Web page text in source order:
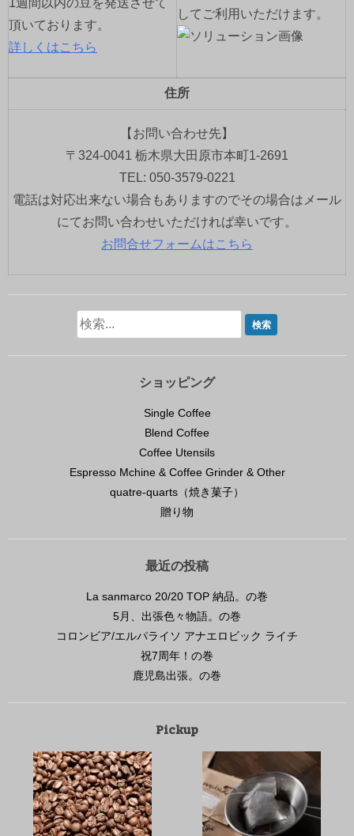
1週間以内の豆を発送させて
頂いております。
詳しくはこちら
してご利用いただけます。
住所
【お問い合わせ先】
〒324-0041 栃木県大田原市本町1-2691
TEL: 050-3579-0221
電話は対応出来ない場合もありますのでその場合はメール
にてお問い合わせいただければ幸いです。
お問合せフォームはこちら
ショッピング
Single Coffee
Blend Coffee
Coffee Utensils
Espresso Mchine & Coffee Grinder & Other
quatre-quarts（焼き菓子）
贈り物
最近の投稿
La sanmarco 20/20 TOP 納品。の巻
5月、出張色々物語。の巻
コロンビア/エルパライソ アナエロビック ライチ
祝7周年！の巻
鹿児島出張。の巻
Pickup